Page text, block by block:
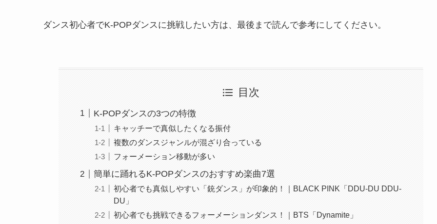
ダンス初心者でK-POPダンスに挑戦したい方は、最後まで読んで参考にしてください。
目次
K-POPダンスの3つの特徴
キャッチーで真似したくなる振付
複数のダンスジャンルが混ざり合っている
フォーメーション移動が多い
簡単に踊れるK-POPダンスのおすすめ楽曲7選
初心者でも真似しやすい「銃ダンス」が印象的！｜BLACK PINK「DDU-DU DDU-
DU」
初心者でも挑戦できるフォーメーションダンス！｜BTS「Dynamite」